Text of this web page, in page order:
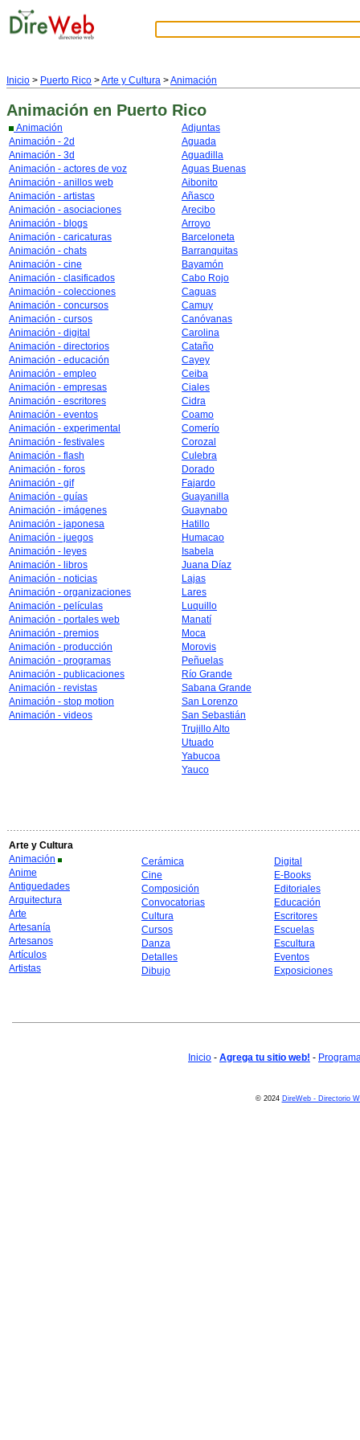
Inicio > Puerto Rico >Arte y Cultura >Animación
Animación en Puerto Rico
Animación
Animación - 2d
Animación - 3d
Animación - actores de voz
Animación - anillos web
Animación - artistas
Animación - asociaciones
Animación - blogs
Animación - caricaturas
Animación - chats
Animación - cine
Animación - clasificados
Animación - colecciones
Animación - concursos
Animación - cursos
Animación - digital
Animación - directorios
Animación - educación
Animación - empleo
Animación - empresas
Animación - escritores
Animación - eventos
Animación - experimental
Animación - festivales
Animación - flash
Animación - foros
Animación - gif
Animación - guías
Animación - imágenes
Animación - japonesa
Animación - juegos
Animación - leyes
Animación - libros
Animación - noticias
Animación - organizaciones
Animación - películas
Animación - portales web
Animación - premios
Animación - producción
Animación - programas
Animación - publicaciones
Animación - revistas
Animación - stop motion
Animación - videos
Adjuntas
Aguada
Aguadilla
Aguas Buenas
Aibonito
Añasco
Arecibo
Arroyo
Barceloneta
Barranquitas
Bayamón
Cabo Rojo
Caguas
Camuy
Canóvanas
Carolina
Cataño
Cayey
Ceiba
Ciales
Cidra
Coamo
Comerío
Corozal
Culebra
Dorado
Fajardo
Guayanilla
Guaynabo
Hatillo
Humacao
Isabela
Juana Díaz
Lajas
Lares
Luquillo
Manatí
Moca
Morovis
Peñuelas
Río Grande
Sabana Grande
San Lorenzo
San Sebastián
Trujillo Alto
Utuado
Yabucoa
Yauco
Arte y Cultura
Animación
Anime
Antiguedades
Arquitectura
Arte
Artesanía
Artesanos
Artículos
Artistas
Cerámica
Cine
Composición
Convocatorias
Cultura
Cursos
Danza
Detalles
Dibujo
Digital
E-Books
Editoriales
Educación
Escritores
Escuelas
Escultura
Eventos
Exposiciones
Inicio - Agrega tu sitio web! -
© 2024 DireWeb - Directorio